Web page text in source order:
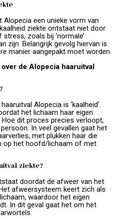
Alopecia een unieke vorm van
ziekte ontstaat niet door
zoals bij ‘normale’
zijn. Belangrijk gevolg hiervan is
manier aangepakt moet worden.
de Alopecia haaruitval
Alopecia is ‘kaalheid’.
het lichaam haar eigen
dit proces precies verloopt,
In veel gevallen gaat het
met plukken haar die
op het hoofd/lichaam of met
ziekte?
doordat de afweer van het
afweersysteem keert zich als
waardoor het eigen
In dit geval gaat het om het